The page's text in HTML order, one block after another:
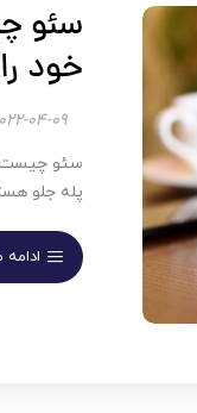
سئو
خود
04-09
سئو چیست
پله جلو